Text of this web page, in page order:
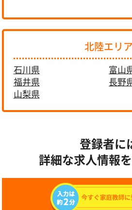
北陸エリア
石川県
富山
福井県
長野
山梨県
登録者に
詳細な求人情報